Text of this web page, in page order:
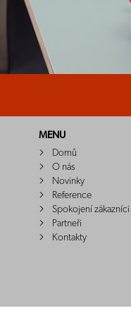
MENU
Domů
O nás
Novinky
Reference
Spokojení zákazníci
Partneři
Kontakty